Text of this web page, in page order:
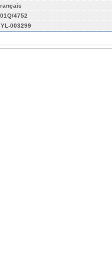
, 01Q/4752
003299